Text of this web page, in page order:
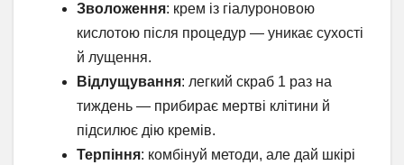
Зволоження: крем із гіалуроновою
кислотою після процедур — уникає сухості
й лущення.
Відлущування: легкий скраб 1 раз на
тиждень — прибирає мертві клітини й
підсилює дію кремів.
Терпіння: комбінуй методи, але дай шкірі